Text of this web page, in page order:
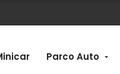
Parco Auto